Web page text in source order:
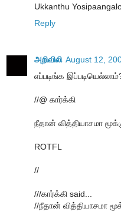
Ukkanthu
Reply
அறிவிலி August 12,
எப்படிங்க
//@ கார்க்கி
நீதான் வித்தியாசமா
ROTFL
//
///கார்க்கி said...
//நீதான் வித்தியாசமா